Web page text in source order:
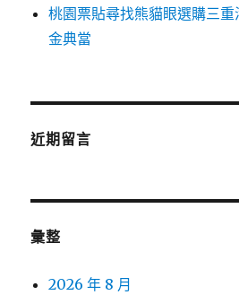
桃園票貼尋找熊貓眼選購三
金典當
近期留言
彙整
2026 年 8 月